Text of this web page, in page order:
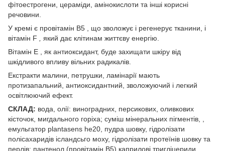
фітоестрогени, цераміди, амінокислоти та інші корисні
речовини. ⠀
У кремі є провітамін В5 , що зволожує і регенерує тканини, і
вітамін F
який дає клітинам життєву енергію.
Вітамін Е , як антиоксидант, буде захищати шкіру від
шкідливого впливу вільних радикалів.
Екстракти малини, петрушки, ламінарії мають
протизапальний, антиоксидантний, зволожуючий і легкий
освітлюючий ефект.
СКЛАД: вода, олії: виноградних, персикових, оливкових
кісточок, мигдального горіха; суміш мінеральних пігментів, ,
емульгатор plantasens he20, пудра шовку, гідролізати
полісахаридів ісландсьго моху, гідролізати протеїнів шовку та
перлів; пантенол (провітамін В5),каприлові тригліцериди,